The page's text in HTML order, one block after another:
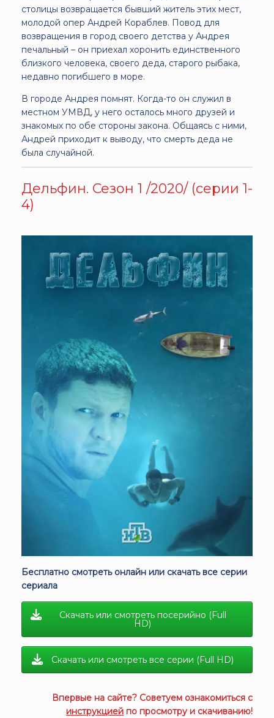
столицы возвращается бывший житель этих мест,
молодой опер Андрей Кораблев. Повод для
возвращения в город своего детства у Андрея
печальный – он приехал хоронить единственного
близкого человека, своего деда, старого рыбака,
недавно погибшего в море.
В городе Андрея помнят. Когда-то он служил в
местном УМВД, у него осталось много друзей и
знакомых по обе стороны закона. Общаясь с ними,
Андрей приходит к выводу, что смерть деда не
была случайной.
Дельфин. Сезон 1 /2020/ (серии 1-
4)
Бесплатно смотреть онлайн или скачать все серии
сериала
Скачать или смотреть посерийно (Full
HD)
Скачать или смотреть все серии (Full HD)
Впервые на сайте? Советуем ознакомиться с
инструкцией по просмотру и скачиванию!